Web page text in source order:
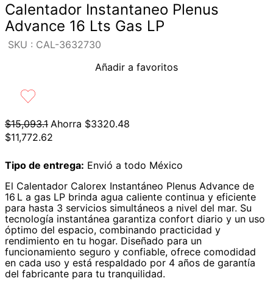
Calentador Instantaneo Plenus
Advance 16 Lts Gas LP
: CAL-3632730
Añadir a favoritos
$15,093.1 Ahorra $3320.48
$11,772.62
Tipo de entrega: Envió a todo México
El Calentador Calorex Instantáneo Plenus Advance de
16 L a gas LP brinda agua caliente continua y eficiente
para hasta 3 servicios simultáneos a nivel del mar. Su
tecnología instantánea garantiza confort diario y un uso
óptimo del espacio, combinando practicidad y
rendimiento en tu hogar. Diseñado para un
funcionamiento seguro y confiable, ofrece comodidad
en cada uso y está respaldado por 4 años de garantía
del fabricante para tu tranquilidad.
5.
lavabo
10. azulejos